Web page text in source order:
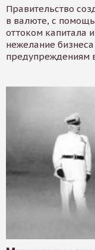
Правительство
в валюте, с
оттоком капитала
нежелание
предупреждениям